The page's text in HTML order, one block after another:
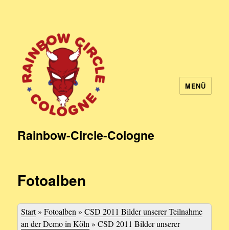
Rainbow-Circle-Cologne
MENÜ
Fotoalben
Start»Fotoalben »CSD 2011 Bilder unserer Teilnahme
an der Demo in Köln »CSD 2011 Bilder unserer